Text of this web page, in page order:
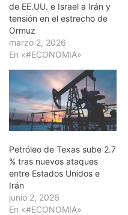
de EE.UU. e Israel a Irán y
tensión en el estrecho de
Ormuz
marzo 2, 2026
En «#ECONOMIA»
Petróleo de Texas sube 2.7
% tras nuevos ataques
entre Estados Unidos e
Irán
junio 2, 2026
En «#ECONOMIA»